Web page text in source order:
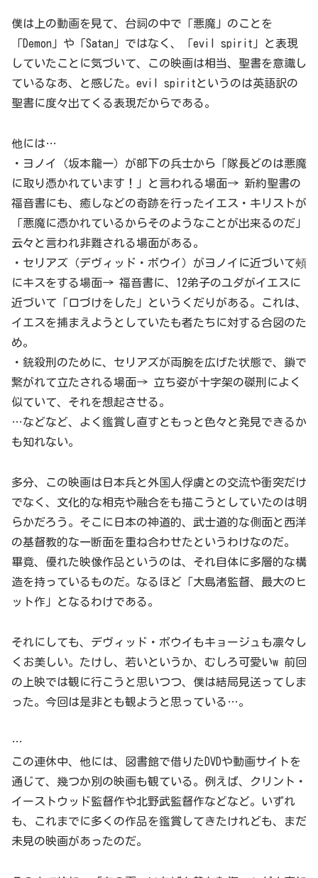
僕は上の動画を見て、台詞の中で「悪魔」のことを
「Demon」や「Satan」ではなく、「evil spirit」と表現
していたことに気づいて、この映画は相当、聖書を意識し
ているなあ、と感じた。evil spiritというのは英語訳の
聖書に度々出てくる表現だからである。
他には…
・ヨノイ（坂本龍一）が部下の兵士から「隊長どのは悪魔
に取り憑かれています！」と言われる場面→ 新約聖書の
福音書にも、癒しなどの奇跡を行ったイエス・キリストが
「悪魔に憑かれているからそのようなことが出来るのだ」
云々と言われ非難される場面がある。
・セリアズ（デヴィッド・ボウイ）がヨノイに近づいて頰
にキスをする場面→ 福音書に、12弟子のユダがイエスに
近づいて「口づけをした」というくだりがある。これは、
イエスを捕まえようとしていたも者たちに対する合図のた
め。
・銃殺刑のために、セリアズが両腕を広げた状態で、鎖で
繋がれて立たされる場面→ 立ち姿が十字架の磔刑によく
似ていて、それを想起させる。
…などなど、よく鑑賞し直すともっと色々と発見できるか
も知れない。
多分、この映画は日本兵と外国人俘虜との交流や衝突だけ
でなく、文化的な相克や融合をも描こうとしていたのは明
らかだろう。そこに日本の神道的、武士道的な側面と西洋
の基督教的な一断面を重ね合わせたというわけなのだ。
畢竟、優れた映像作品というのは、それ自体に多層的な構
造を持っているものだ。なるほど「大島渚監督、最大のヒ
ット作」となるわけである。
それにしても、デヴィッド・ボウイもキョージュも凛々し
くお美しい。たけし、若いというか、むしろ可愛いw 前回
の上映では観に行こうと思いつつ、僕は結局見送ってしま
った。今回は是非とも観ようと思っている…。
…
この連休中、他には、図書館で借りたDVDや動画サイトを
通じて、幾つか別の映画も観ている。例えば、クリント・
イーストウッド監督作や北野武監督作などなど。いずれ
も、これまでに多くの作品を鑑賞してきたけれども、まだ
未見の映画があったのだ。